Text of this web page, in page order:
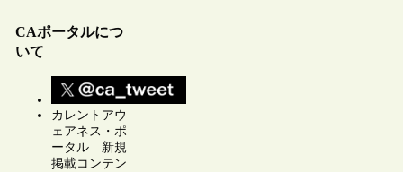
CAポータルにつ
いて
カレントアウ
ェアネス・ポ
ータル 新規
掲載コンテン